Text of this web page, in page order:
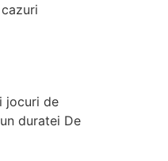
jocuri de
duratei De